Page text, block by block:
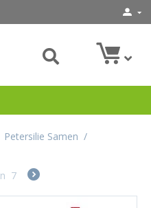
Petersilie Samen /
7